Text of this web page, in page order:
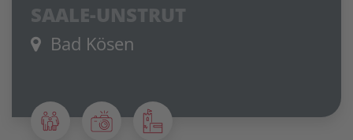
SAALE-UNSTRUT
Bad Kösen